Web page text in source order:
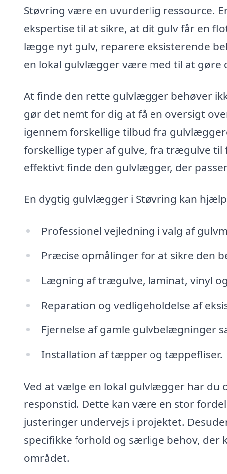
Støvring være en uvurderlig ressource.
ekspertise til at sikre, at dit gulv får en
lægge nyt gulv, reparere eksisterende
en lokal gulvlægger være med til at gøre
At finde den rette gulvlægger behøver
gør det nemt for dig at få en oversigt
igennem forskellige tilbud fra
forskellige typer af gulve, fra trægulve til
effektivt finde den gulvlægger, der
En dygtig gulvlægger i Støvring kan
Professionel vejledning i valg af
Præcise opmålinger for at sikre den
Lægning af trægulve, laminat, vinyl
Reparation og vedligeholdelse af
Fjernelse af gamle gulvbelægninger
Installation af tæpper og tæppefliser.
Ved at vælge en lokal gulvlægger har du
responstid. Dette kan være en stor
justeringer undervejs i projektet.
specifikke forhold og særlige behov, der
området.